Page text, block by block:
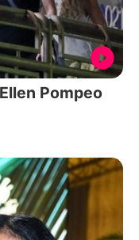
Pompeo